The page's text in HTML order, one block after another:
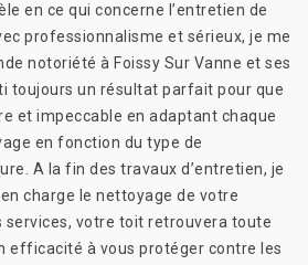
en ce qui concerne l’entretien de
professionnalisme et sérieux, je me
notoriété à Foissy Sur Vanne et ses
toujours un résultat parfait pour que
et impeccable en adaptant chaque
en fonction du type de
A la fin des travaux d’entretien, je
charge le nettoyage de votre
services, votre toit retrouvera toute
efficacité à vous protéger contre les